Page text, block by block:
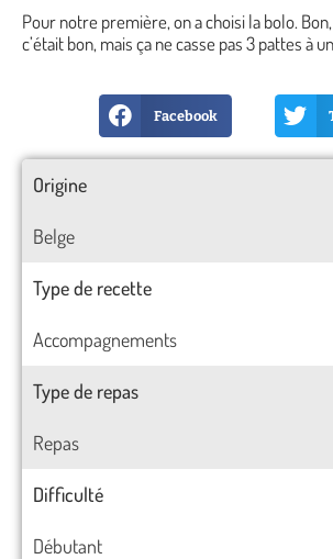
Pour notre première, on a choisi la bolo.
c’était bon, mais ça ne casse pas 3 pattes à
Facebook
Origine
Belge
Type de recette
Accompagnements
Type de repas
Repas
Difficulté
Débutant